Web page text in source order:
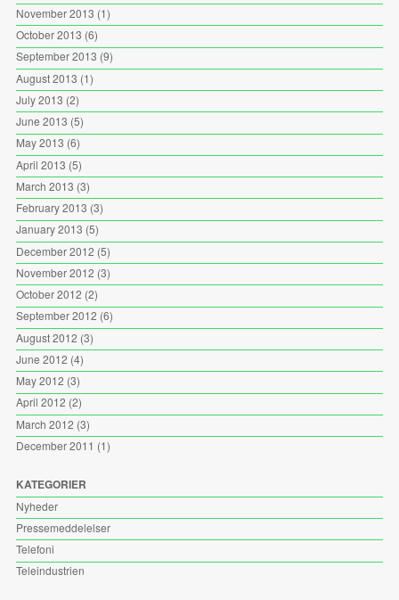
November 2013 (1)
October 2013 (6)
September 2013 (9)
August 2013 (1)
July 2013 (2)
June 2013 (5)
May 2013 (6)
April 2013 (5)
March 2013 (3)
February 2013 (3)
January 2013 (5)
December 2012 (5)
November 2012 (3)
October 2012 (2)
September 2012 (6)
August 2012 (3)
June 2012 (4)
May 2012 (3)
April 2012 (2)
March 2012 (3)
December 2011 (1)
KATEGORIER
Nyheder
Pressemeddelelser
Telefoni
Teleindustrien